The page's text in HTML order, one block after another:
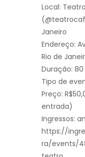
Local:
Janeiro
Endereço:
Rio de
Duração:
Tipo de
Preço:
entrada)
Ingressos:
https://
ra/events/